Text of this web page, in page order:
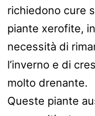
richiedono cure
piante xerofite,
necessità di
l’inverno e di
molto drenante.
Queste piante